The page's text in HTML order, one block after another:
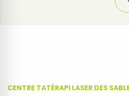
CENTRE TATÉRAPI LASER DES